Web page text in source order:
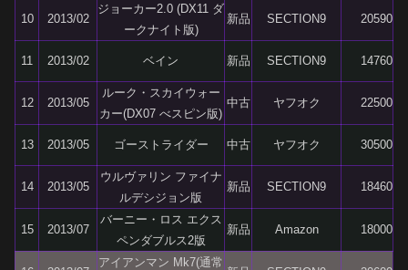
10 2013/02
ジョーカー2.0 (DX11 ダ
ークナイト版)
新品 SECTION9 20590
11 2013/02 ベイン 新品 SECTION9 14760
12 2013/05
ルーク・スカイウォー
カー(DX07 べスピン版)
中古 ヤフオク 22500
13 2013/05 ゴーストライダー 中古 ヤフオク 30500
14 2013/05
ウルヴァリン ファイナ
ルデシジョン版
新品 SECTION9 18460
15 2013/07
バーニー・ロス エクス
ペンダブルス2版
新品 Amazon 18000
アイアンマン Mk7(通常